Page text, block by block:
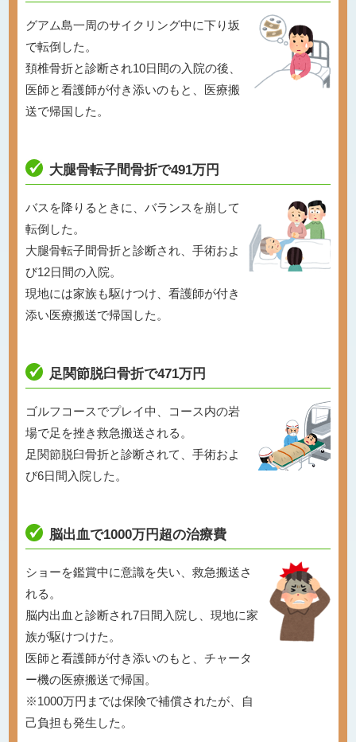
グアム島一周のサイクリング中に下り坂
で転倒した。
頚椎骨折と診断され10日間の入院の後、
医師と看護師が付き添いのもと、医療搬
送で帰国した。
大腿骨転子間骨折で491万円
バスを降りるときに、バランスを崩して
転倒した。
大腿骨転子間骨折と診断され、手術およ
び12日間の入院。
現地には家族も駆けつけ、看護師が付き
添い医療搬送で帰国した。
足関節脱臼骨折で471万円
ゴルフコースでプレイ中、コース内の岩
場で足を挫き救急搬送される。
足関節脱臼骨折と診断されて、手術およ
び6日間入院した。
脳出血で1000万円超の治療費
ショーを鑑賞中に意識を失い、救急搬送さ
れる。
脳内出血と診断され7日間入院し、現地に家
族が駆けつけた。
医師と看護師が付き添いのもと、チャータ
ー機の医療搬送で帰国。
※1000万円までは保険で補償されたが、自
己負担も発生した。